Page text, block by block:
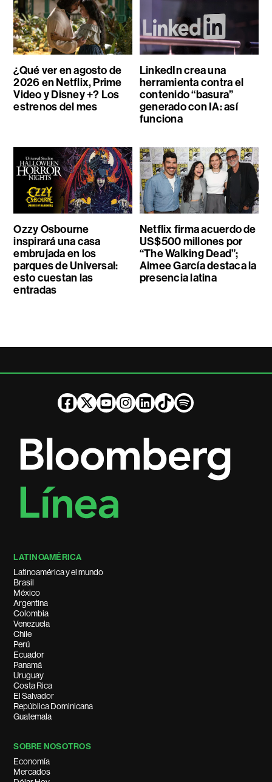
¿Qué ver en agosto de
2026 en Netflix, Prime
Video y Disney +? Los
estrenos del mes
LinkedIn crea una
herramienta contra el
contenido “basura”
generado con IA: así
funciona
Ozzy Osbourne
inspirará una casa
embrujada en los
parques de Universal:
esto cuestan las
entradas
Netflix firma acuerdo de
US$500 millones por
“The Walking Dead”;
Aimee García destaca la
presencia latina
LATINOAMÉRICA
Latinoamérica y el mundo
Brasil
México
Argentina
Colombia
Venezuela
Chile
Perú
Ecuador
Panamá
Uruguay
Costa Rica
El Salvador
República Dominicana
Guatemala
SOBRE NOSOTROS
Economía
Mercados